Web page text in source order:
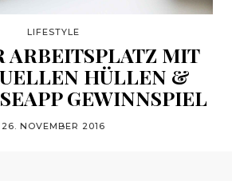
LIFESTYLE
ARBEITSPLATZ MIT
HÜLLEN &
GEWINNSPIEL
26. NOVEMBER 2016